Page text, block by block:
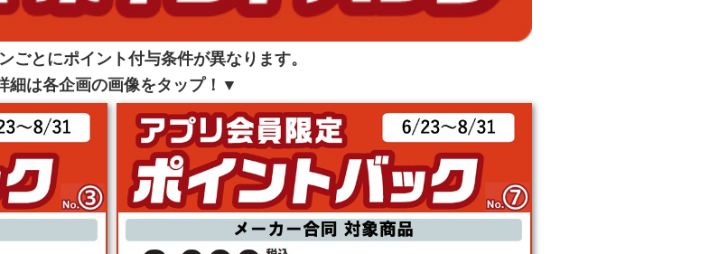
ごとにポイント付与条件が異なります。
細は各企画の画像をタップ！▼